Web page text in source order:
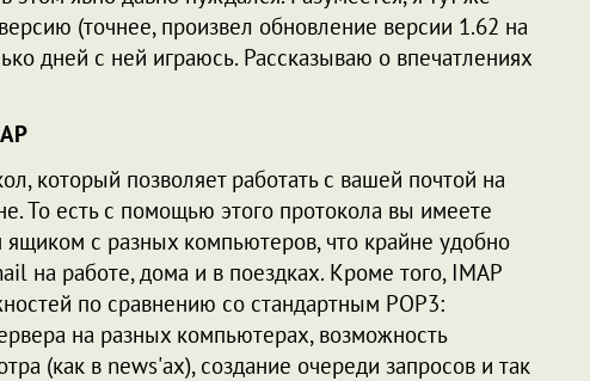
(точнее, произвел обновление версии 1.62 на
дней с ней играюсь. Рассказываю о впечатлениях
который позволяет работать с вашей почтой на
То есть с помощью этого протокола вы имеете
с разных компьютеров, что крайне удобно
на работе, дома и в поездках. Кроме того, IMAP
по сравнению со стандартным POP3:
на разных компьютерах, возможность
(как в news'ах), создание очереди запросов и так